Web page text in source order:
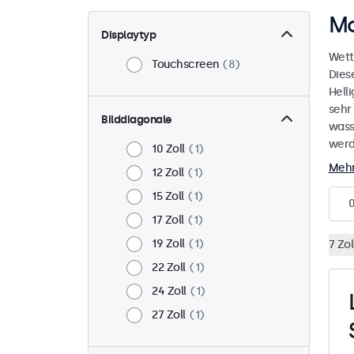
Displaytyp
Touchscreen 8
Bilddiagonale
10 Zoll
1
12 Zoll
1
15 Zoll
1
17 Zoll
1
19 Zoll
1
22 Zoll
1
24 Zoll
1
27 Zoll
1
sehr
0
7